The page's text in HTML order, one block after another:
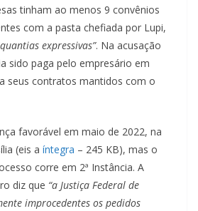
tinham ao menos 9 convênios
com a pasta chefiada por Lupi,
quantias expressivas”. Na acusação
sido paga pelo empresário em
seus contratos mantidos com o
favorável em maio de 2022, na
(eis a íntegra – 245 KB), mas o
corre em 2ª Instância. A
diz que “a Justiça Federal de
improcedentes os pedidos